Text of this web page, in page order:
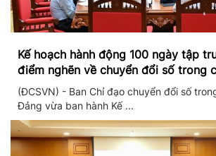
Kế hoạch hành động 100 ngày tập
điểm nghẽn về chuyển đổi số trong
Đảng
(ĐCSVN) - Ban Chỉ đạo chuyển đổi số
Đảng vừa ban hành Kế ...